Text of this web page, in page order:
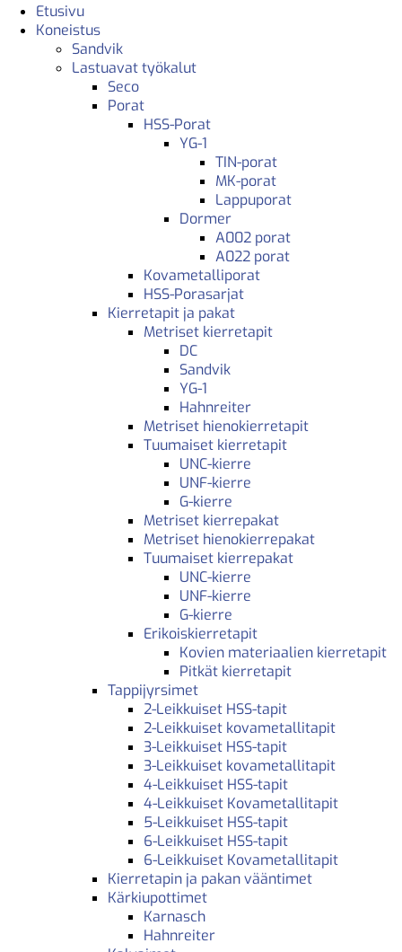
Etusivu
Koneistus
Sandvik
Lastuavat työkalut
Seco
Porat
HSS-Porat
YG-1
TIN-porat
MK-porat
Lappuporat
Dormer
A002 porat
A022 porat
Kovametalliporat
HSS-Porasarjat
Kierretapit ja pakat
Metriset kierretapit
DC
Sandvik
YG-1
Hahnreiter
Metriset hienokierretapit
Tuumaiset kierretapit
UNC-kierre
UNF-kierre
G-kierre
Metriset kierrepakat
Metriset hienokierrepakat
Tuumaiset kierrepakat
UNC-kierre
UNF-kierre
G-kierre
Erikoiskierretapit
Kovien materiaalien kierretapit
Pitkät kierretapit
Tappijyrsimet
2-Leikkuiset HSS-tapit
2-Leikkuiset kovametallitapit
3-Leikkuiset HSS-tapit
3-Leikkuiset kovametallitapit
4-Leikkuiset HSS-tapit
4-Leikkuiset Kovametallitapit
5-Leikkuiset HSS-tapit
6-Leikkuiset HSS-tapit
6-Leikkuiset Kovametallitapit
Kierretapin ja pakan vääntimet
Kärkiupottimet
Karnasch
Hahnreiter